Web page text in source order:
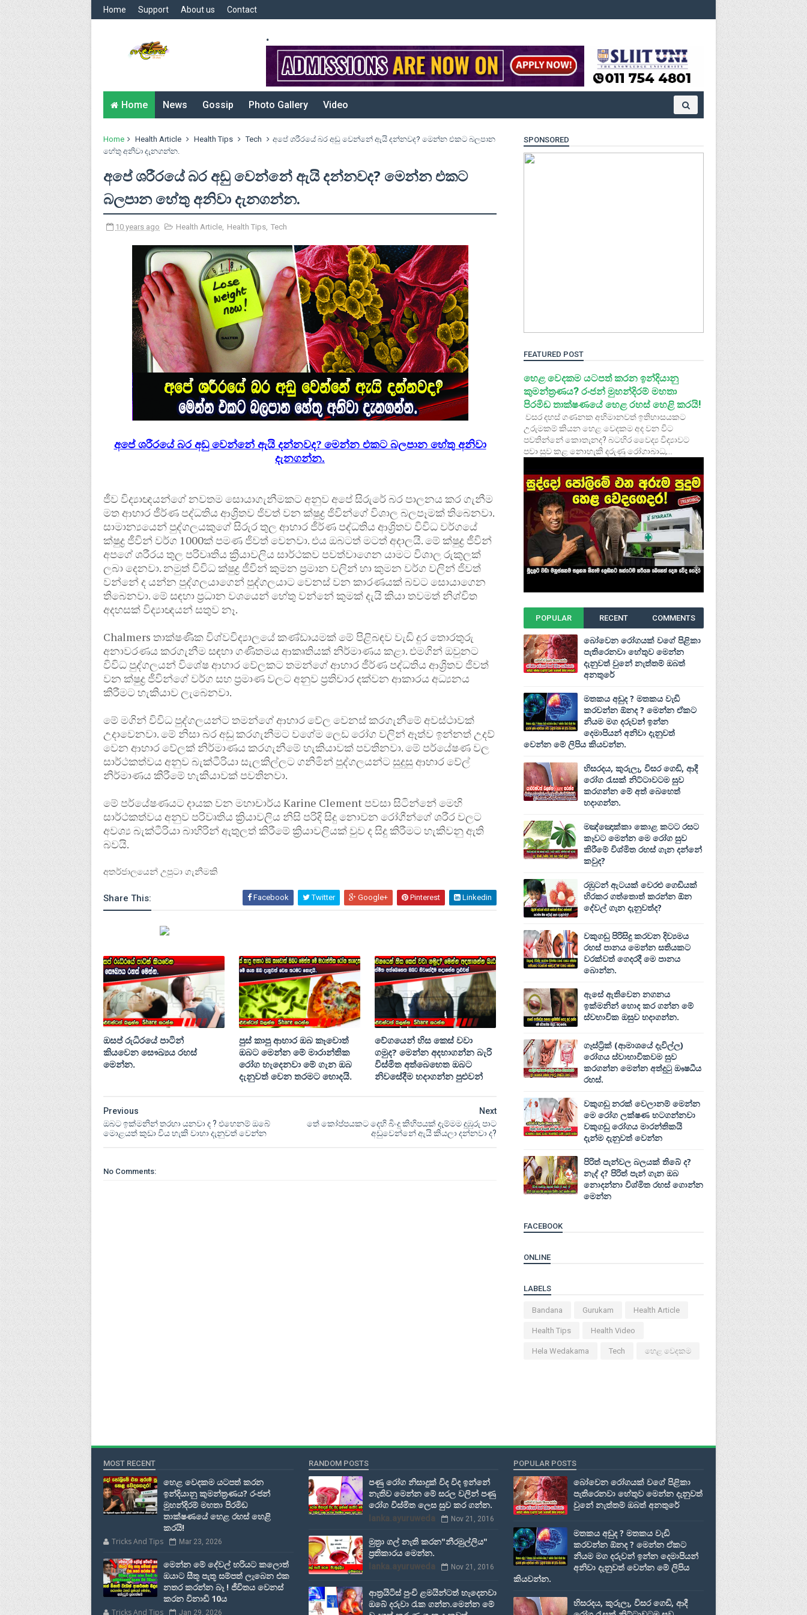
Home Support About us Contact
.
Home News Gossip Photo Gallery Video
Home Health Article Health Tips Tech
අපේ ශරීරයේ බර අඩු වෙන්නේ ඇයි දන්නවද? මෙන්න එකට බලපාන
හේතු අනිවා දැනගන්න.
අපේ ශරීරයේ බර අඩු වෙන්නේ ඇයි දන්නවද? මෙන්න එකට
බලපාන හේතු අනිවා දැනගන්න.
10 years ago Health Article, Health Tips, Tech
අපේ ශරීරයේ බර අඩු වෙන්නේ ඇයි දන්නවද? මෙන්න එකට බලපාන හේතු අනිවා
දැනගන්න.
ජීව විද්‍යාඥයන්ගේ නවතම සොයාගැනීමකට අනුව අපේ සිරුරේ බර පාලනය කර ගැනීම
මත ආහාර ජීර්ණ පද්ධතිය ආශ්‍රිතව ජිවත් වන ක්ෂුද්‍ර ජිවින්ගේ විශාල බලපෑමක් තිබෙනවා.
සාමාන්‍යයෙන් පුද්ගලයකුගේ සිරුර තුල ආහාර ජීර්ණ පද්ධතිය ආශ්‍රිතව විවිධ වර්ගයේ
ක්ෂුද්‍ර ජීවින් වර්ග 1000ක් පමණ ජිවත් වෙනවා. එය ඔබටත් මටත් අදාලයි. මේ ක්ෂුද්‍ර ජීවින්
අපගේ ශරීරය තුල පරිවෘතිය ක්‍රියාවලිය සාර්ථකව පවත්වාගෙන යාමට විශාල රුකුලක්
ලබා දෙනවා. නමුත් විවිධ ක්ෂුද්‍ර ජීවින් කුමන ප්‍රමාන වලින් හා කුමන වර්ග වලින් ජිවත්
වන්නේ ද යන්න පුද්ගලයාගෙන් පුද්ගලයාට වෙනස් වන කාරණයක් බවට සොයාගෙන
තිබෙනවා. මේ සඳහා ප්‍රධාන වශයෙන් හේතු වන්නේ කුමක් දැයි කියා තවමත් නිශ්චිත
අදහසක් විද්‍යාඥයන් සතුව නෑ.
Chalmers තාක්ෂණික විශ්වවිද්‍යාලයේ කණ්ඩායමක් මේ පිළිබඳව වැඩි දුර තොරතුරු
අනාවරණය කරගැනීම සඳහා ගණිතමය ආකෘතියක් නිර්මාණය කළා. එමගින් ඔවුනට
විවිධ පුද්ගලයන් විශේෂ ආහාර වේලකට තමන්ගේ ආහාර ජීර්ණ පද්ධතිය ආශ්‍රිතව ජිවත්
වන ක්ෂුද්‍ර ජීවින්ගේ වර්ග සහ ප්‍රමාණ වලට අනුව ප්‍රතිචාර දක්වන ආකාරය අධ්‍යනය
කිරීමට හැකියාව ලැබෙනවා.
මේ මගින් විවිධ පුද්ගලයන්ට තමන්ගේ ආහාර වේල වෙනස් කරගැනීමේ අවස්ථාවක්
උදාවෙනවා. මේ නිසා බර අඩු කරගැනීමට වගේම ලෙඩ රෝග වලින් ඈත්ව ඉන්නත් උදව්
වෙන ආහාර වේලක් නිර්මාණය කරගැනීමේ හැකියාවක් පවතිනවා. මේ පර්යේෂණ වල
සාර්ථකත්වය අනුව බැක්ටීරියා සැලකිල්ලට ගනිමින් පුද්ගලයන්ට සුදුසු ආහාර වේල්
නිර්මාණය කිරීමේ හැකියාවක් පවතිනවා.
මේ පර්යේෂණයට දායක වන මහාචාර්ය Karine Clement පවසා සිටින්නේ මෙහි
සාර්ථකත්වය අනුව පරිවෘතිය ක්‍රියාවලිය නිසි පරිදි සිදු නොවන රෝගීන්ගේ ශරීර වලට
අවශ්‍ය බැක්ටීරියා බාහිරින් ඇතුලත් කිරීමේ ක්‍රියාවලියක් වුව ද සිදු කිරීමට හැකිවනු ඇති
බවයි.
අතර්ජාලයෙන් උපුටා ගැනීමකි
Share This: Facebook Twitter Google+ Pinterest Linkedin
ඔසප් රුධිරයේ පාටින්
කියවෙන සෞඛ්‍යය රහස්
මෙන්න.
පුස් කාපු ආහාර ඔබ කෑවොත්
ඔබට මෙන්න මේ මාරාන්තික
රෝග හැදෙනවා මේ ගැන ඔබ
දැනුවත් වෙන තරමට හොදයි.
වේගයෙන් හිස කෙස් වවා
ගමුද? මෙන්න අදහාගන්න බැරි
විස්මිත අත්බෙහෙත ඔබට
නිවසේදීම හදාගන්න පුළුවන්
Next
තේ කෝප්පයකට දෙහි බිංදු කිහිපයක් දැම්මම දුඹුරු පාට
අඩුවෙන්නේ ඇයි කියලා දන්නවා ද?
Previous
ඔබට ඉක්මනින් තරහා යනවා ද ? එහෙනම් ඔබේ
මොළයත් කුඩා විය හැකි වාහා දැනුවත් වෙන්න
No Comments:
SPONSORED
FEATURED POST
හෙළ වෙදකම යටපත් කරන ඉන්දියානු
කුමන්ත්‍රණය? රංජන් මුහන්දිරම් මහතා
පිරමිඩ තාක්ෂණයේ හෙළ රහස් හෙළි කරයි!
වසර දහස් ගණනක අභිමානවත් ඉතිහාසයකට
උරුමකම් කියන හෙළ වෙදකම අද වන විට
පවතින්නේ කොතැනද? බටහිර වෛද්‍ය විද්‍යාවට
පවා සුව කළ නොහැකි දරුණු රෝගාබාධ,...
POPULAR RECENT COMMENTS
බෝවෙන රෝගයක් වගේ පිළිකා
පැතිරෙනවා හේතුව මෙන්න
දැනුවත් වුනේ නැත්තම් ඔබත්
අනතුරේ
මතකය අඩුද ? මතකය වැඩි
කරවන්න ඕනද ? මෙන්න ඒකට
නියම මග දරුවන් ඉන්න
දෙමාපියන් අනිවා දැනුවත්
වෙන්න මේ ලිපිය කියවන්න.
හිසරදය, කුරුලෑ, විසර ගෙඩි, ආදී
රෝග රැසක් නිට්ටාවටම සුව
කරගන්න මේ අත් බෙහෙත්
හදාගන්න.
මඤ්ඤොක්‌කා කොළ කටට රසට
කෑවට මෙන්න මෙ රෝග සුව
කිරීමේ විශ්මිත රහස් ගැන දන්නේ
කවුද?
රඹුටන් ඇටයක් වෙරළු ගෙඩියක්
හිරකර ගත්තොත් කරන්න ඕන
දේවල් ගැන දැනුවත්ද?
වකුගඩු පිරිසිදු කරවන දිව්‍යමය
රහස් පානය මෙන්න සතියකට
වරක්වත් ගෙදරදී මෙ පානය
බොන්න.
ඇසේ ඇතිවෙන නගනය
ඉක්මනින් හොද කර ගන්න මේ
ස්වභාවික ඔසුව හදාගන්න.
ගෑස්ට්‍රික් (ආමාශයේ දැවිල්ල)
රෝගය ස්වාභාවිකවම සුව
කරගන්න මෙන්න අත්දුටු ඖෂධීය
රහස්.
වකුගඩු නරක් වෙලානම් මෙන්න
මෙ රෝග ලක්ෂණ හටගන්නවා
වකුගඩු රෝගය මාරන්තිකයි
දැන්ම දැනුවත් වෙන්න
පිරිත් පැන්වල බලයක් තිබේ ද?
නැද් ද? පිරිත් පැන් ගැන ඔබ
නොදන්නා විශ්මිත රහස් ගොන්න
මෙන්න
FACEBOOK
ONLINE
LABELS
Bandana Gurukam Health Article
Health Tips Health Video
Hela Wedakama Tech හෙළ වෙදකම
MOST RECENT
හෙළ වෙදකම යටපත් කරන
ඉන්දියානු කුමන්ත්‍රණය? රංජන්
මුහන්දිරම් මහතා පිරමිඩ
තාක්ෂණයේ හෙළ රහස් හෙළි
කරයි!
Tricks And Tips Mar 23, 2026
මෙන්න මේ දේවල් හරියට කලොත්
ඔයාට සීතූ පැතූ සම්පත් ලැබෙන එක
නතර කරන්න බෑ ! ජීවිතය වෙනස්
කරන විනාඩි 10ය
Tricks And Tips Jan 29, 2026
RANDOM POSTS
පණු රෝග නිසාදුක් විද විද ඉන්නේ
නැතිව මෙන්න මේ සරල වලින් පණු
රෝග විස්මිත ලෙස සුව කර ගන්න.
lanka.ayuruweda Nov 21, 2016
මුත්‍රා ගල් නැති කරන"නීරමුල්ලිය"
ප්‍රතිකාරය මෙන්න.
lanka.ayuruweda Nov 21, 2016
ආත්‍රයිටිස්‌ පුංචි ළමයින්ටත් හැදෙනවා
ඔබේ දරුවා රැක ගන්න.මෙන්න මේ
POPULAR POSTS
බෝවෙන රෝගයක් වගේ පිළිකා
පැතිරෙනවා හේතුව මෙන්න දැනුවත්
වුනේ නැත්තම් ඔබත් අනතුරේ
මතකය අඩුද ? මතකය වැඩි
කරවන්න ඕනද ? මෙන්න ඒකට
නියම මග දරුවන් ඉන්න දෙමාපියන්
අනිවා දැනුවත් වෙන්න මේ ලිපිය
කියවන්න.
හිසරදය, කුරුලෑ, විසර ගෙඩි, ආදී